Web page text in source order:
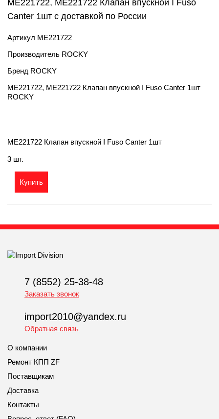
ME221722, ME221722 Клапан впускной I Fuso
Canter 1шт с доставкой по России
Артикул ME221722
Производитель ROCKY
Бренд ROCKY
ME221722, ME221722 Клапан впускной I Fuso Canter 1шт
ROCKY
ME221722 Клапан впускной I Fuso Canter 1шт
3 шт.
Купить
7 (8552) 25-38-48
Заказать звонок
import2010@yandex.ru
Обратная связь
О компании
Ремонт КПП ZF
Поставщикам
Доставка
Контакты